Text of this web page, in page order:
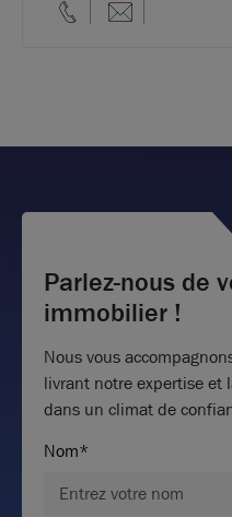
Parlez-nous de
immobilier !
Nous vous
livrant notre expertise et
dans un climat de
Nom*